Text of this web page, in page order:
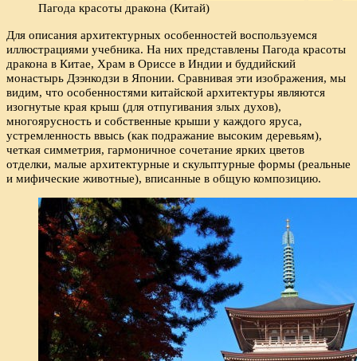
Пагода красоты дракона (Китай)
Для описания архитектурных особенностей воспользуемся
иллюстрациями учебника. На них представлены Пагода красоты
дракона в Китае, Храм в Ориссе в Индии и буддийский
монастырь Дзэнкодзи в Японии. Сравнивая эти изображения, мы
видим, что особенностями китайской архитектуры являются
изогнутые края крыш (для отпугивания злых духов),
многоярусность и собственные крыши у каждого яруса,
устремленность ввысь (как подражание высоким деревьям),
четкая симметрия, гармоничное сочетание ярких цветов
отделки, малые архитектурные и скульптурные формы (реальные
и мифические животные), вписанные в общую композицию.